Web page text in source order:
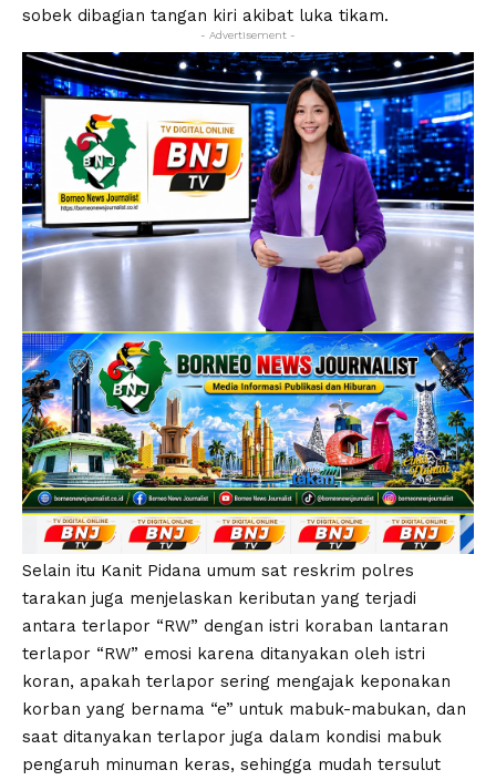
sobek dibagian tangan kiri akibat luka tikam.
- Advertisement -
Selain itu Kanit Pidana umum sat reskrim polres
tarakan juga menjelaskan keributan yang terjadi
antara terlapor “RW” dengan istri koraban lantaran
terlapor “RW” emosi karena ditanyakan oleh istri
koran, apakah terlapor sering mengajak keponakan
korban yang bernama “e” untuk mabuk-mabukan, dan
saat ditanyakan terlapor juga dalam kondisi mabuk
pengaruh minuman keras, sehingga mudah tersulut